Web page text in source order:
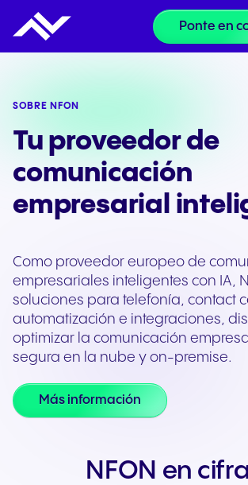
Ponte en
SOBRE NFON
Tu proveedor de
comunicación
empresarial
Como proveedor europeo de
empresariales inteligentes con IA,
soluciones para telefonía, contact
automatización e integraciones,
optimizar la comunicación
segura en la nube y on-premise.
Más información
NFON en